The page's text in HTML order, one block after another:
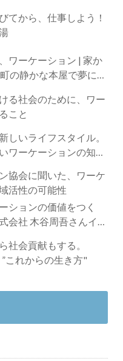
てから、仕事しよう！
ワーケーション | 家か
の静かな本屋で夢に近
る社会のために、ワー
こと
しいライフスタイル。
ワーケーションの知ら
協会に聞いた、ワーケ
活性の可能性
ションの価値をつく
会社 木谷周吾さんイン
社会貢献もする。
これからの生き方"